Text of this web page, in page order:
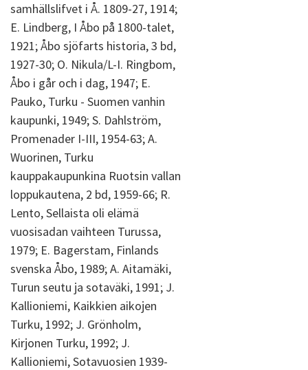
samhällslifvet i Å. 1809-27, 1914;
E. Lindberg, I Åbo på 1800-talet,
1921; Åbo sjöfarts historia, 3 bd,
1927-30; O. Nikula/L-I. Ringbom,
Åbo i går och i dag, 1947; E.
Pauko, Turku - Suomen vanhin
kaupunki, 1949; S. Dahlström,
Promenader I-III, 1954-63; A.
Wuorinen, Turku
kauppakaupunkina Ruotsin vallan
loppukautena, 2 bd, 1959-66; R.
Lento, Sellaista oli elämä
vuosisadan vaihteen Turussa,
1979; E. Bagerstam, Finlands
svenska Åbo, 1989; A. Aitamäki,
Turun seutu ja sotaväki, 1991; J.
Kallioniemi, Kaikkien aikojen
Turku, 1992; J. Grönholm,
Kirjonen Turku, 1992; J.
Kallioniemi, Sotavuosien 1939-